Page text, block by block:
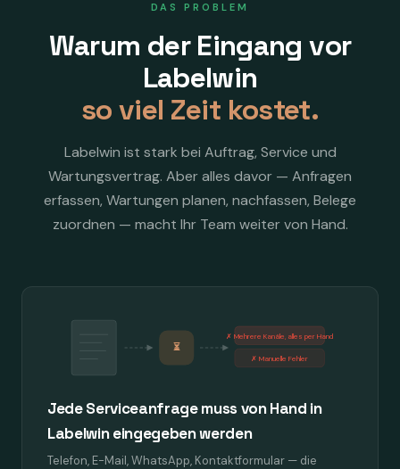
DAS PROBLEM
Warum der Eingang vor
Labelwin
so viel Zeit kostet.
Labelwin ist stark bei Auftrag, Service und
Wartungsvertrag. Aber alles davor — Anfragen
erfassen, Wartungen planen, nachfassen, Belege
zuordnen — macht Ihr Team weiter von Hand.
⏳
✗ Mehrere Kanäle, alles per Hand
✗ Manuelle Fehler
Jede Serviceanfrage muss von Hand in
Labelwin eingegeben werden
Telefon, E-Mail, WhatsApp, Kontaktformular — die